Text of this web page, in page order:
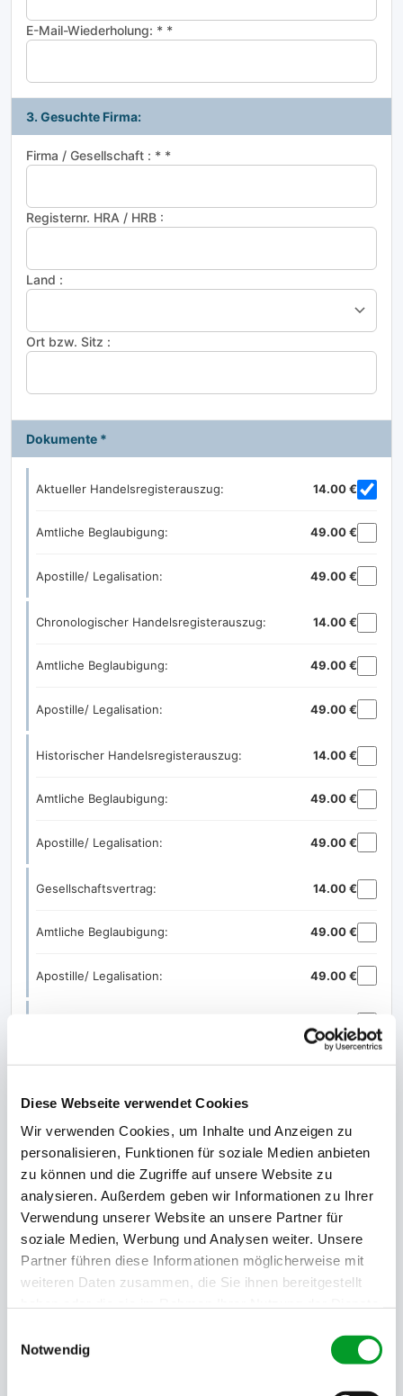
Diese Webseite verwendet Cookies
Wir verwenden Cookies, um Inhalte und Anzeigen zu
personalisieren, Funktionen für soziale Medien anbieten
zu können und die Zugriffe auf unsere Website zu
analysieren. Außerdem geben wir Informationen zu Ihrer
Verwendung unserer Website an unsere Partner für
soziale Medien, Werbung und Analysen weiter. Unsere
Partner führen diese Informationen möglicherweise mit
weiteren Daten zusammen, die Sie ihnen bereitgestellt
Notwendig
E-Mail-Wiederholung: * *
3. Gesuchte Firma:
Firma / Gesellschaft : * *
Registernr. HRA / HRB :
Land :
Ort bzw. Sitz :
Dokumente *
Aktueller Handelsregisterauszug: 14.00 €
Amtliche Beglaubigung: 49.00 €
Apostille/ Legalisation: 49.00 €
Chronologischer Handelsregisterauszug: 14.00 €
Amtliche Beglaubigung: 49.00 €
Apostille/ Legalisation: 49.00 €
Historischer Handelsregisterauszug: 14.00 €
Amtliche Beglaubigung: 49.00 €
Apostille/ Legalisation: 49.00 €
Gesellschaftsvertrag: 14.00 €
Amtliche Beglaubigung: 49.00 €
Apostille/ Legalisation: 49.00 €
Amtliche Beglaubigung: 49.00 €
Apostille/ Legalisation:
Unternehmensträgerdaten: 14.00 €
Letzter veröffentlichter Jahresabschluss - Bilanz: 4.50 €
Insolvenzcheck: 8.00 €
Endbeglaubigung: 69.00 €
Zustellung: